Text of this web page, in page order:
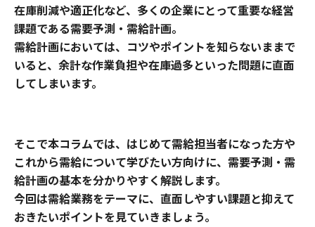
在庫削減や適正化など、多くの企業にとって重要な経営
課題である需要予測・需給計画。
需給計画においては、コツやポイントを知らないままで
いると、余計な作業負担や在庫過多といった問題に直面
してしまいます。
そこで本コラムでは、はじめて需給担当者になった方や
これから需給について学びたい方向けに、需要予測・需
給計画の基本を分かりやすく解説します。
今回は需給業務をテーマに、直面しやすい課題と抑えて
おきたいポイントを見ていきましょう。